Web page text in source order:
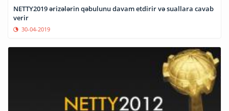
NETTY2019 ərizələrin qəbulunu davam etdirir və suallara cavab
verir
30-04-2019